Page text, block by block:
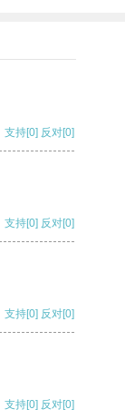
支持[0] 反对[0]
支持[0] 反对[0]
支持[0] 反对[0]
支持[0] 反对[0]